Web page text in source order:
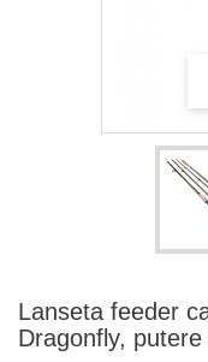
Lanseta feeder
Dragonfly,